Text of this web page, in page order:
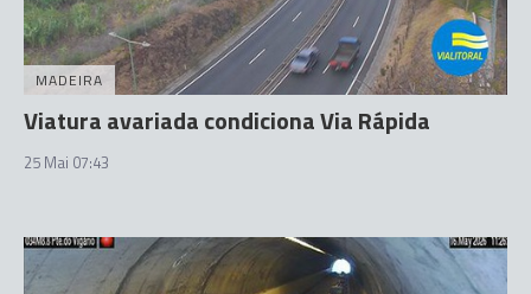
MADEIRA
Viatura avariada condiciona Via Rápida
25 Mai 07:43